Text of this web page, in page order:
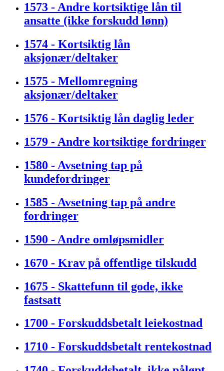
1573 - Andre kortsiktige lån til
ansatte (ikke forskudd lønn)
1574 - Kortsiktig lån
aksjonær/deltaker
1575 - Mellomregning
aksjonær/deltaker
1576 - Kortsiktig lån daglig leder
1579 - Andre kortsiktige fordringer
1580 - Avsetning tap på
kundefordringer
1585 - Avsetning tap på andre
fordringer
1590 - Andre omløpsmidler
1670 - Krav på offentlige tilskudd
1675 - Skattefunn til gode, ikke
fastsatt
1700 - Forskuddsbetalt leiekostnad
1710 - Forskuddsbetalt rentekostnad